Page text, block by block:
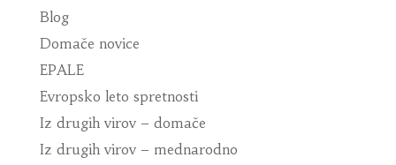
Blog
Domače novice
EPALE
Evropsko leto spretnosti
Iz drugih virov – domače
Iz drugih virov – mednarodno